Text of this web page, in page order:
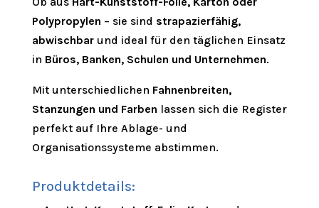
Polypropylen – sie sind strapazierfähig,
abwischbarund ideal für den täglichen Einsatz
in Büros, Banken, Schulen und Unternehmen.
Mit unterschiedlichen Fahnenbreiten,
Stanzungen und Farben lassen sich die Register
perfekt auf Ihre Ablage- und
Organisationssysteme abstimmen.
Produktdetails: